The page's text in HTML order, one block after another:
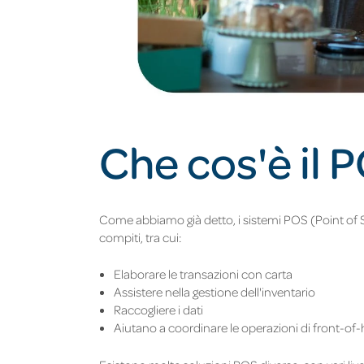
Che cos'è il
Come abbiamo già detto, i sistemi POS (Point of
compiti, tra cui:
Elaborare le transazioni con carta
Assistere nella gestione dell'inventario
Raccogliere i dati
Aiutano a coordinare le operazioni di front-